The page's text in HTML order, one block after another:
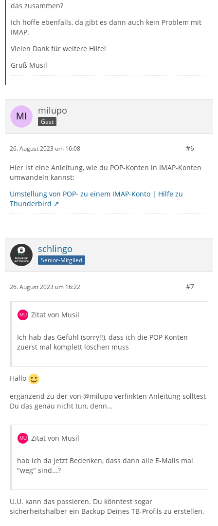
das zusammen?
Ich hoffe ebenfalls, da gibt es dann auch kein Problem mit
IMAP.
Vielen Dank für weitere Hilfe!
Gruß Musil
milupo
Gast
26. August 2023 um 16:08 #6
Hier ist eine Anleitung, wie du POP-Konten in IMAP-Konten
umwandeln kannst:
Umstellung von POP- zu einem IMAP-Konto | Hilfe zu
Thunderbird
schlingo
Senior-Mitglied
26. August 2023 um 16:22 #7
Zitat von Musil
Ich hab das Gefühl (sorry!!), dass ich die POP Konten
zuerst mal komplett löschen muss
Hallo
ergänzend zu der von @milupo verlinkten Anleitung solltest
Du das genau nicht tun, denn...
Zitat von Musil
hab ich da jetzt Bedenken, dass dann alle E-Mails mal
"weg" sind...?
U.U. kann das passieren. Du könntest sogar
sicherheitshalber ein Backup Deines TB-Profils zu erstellen.